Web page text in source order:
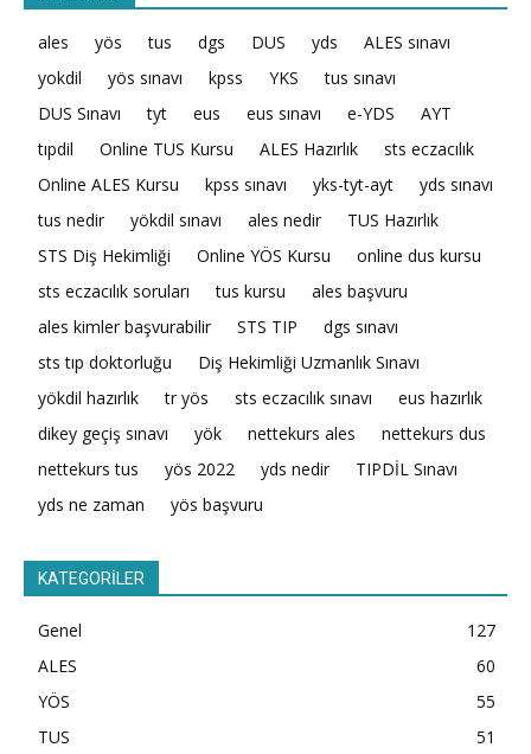
ales yös tus dgs DUS yds
ALES sınavı
yokdil
yös sınavı kpss YKS
tus sınavı
DUS Sınavı
tyt eus eus sınavı e-YDS
AYT
tıpdil
Online TUS Kursu ALES Hazırlık
sts eczacılık
Online ALES Kursu
kpss sınavı yks-tyt-ayt
yds sınavı
tus nedir
yökdil sınavı ales nedir
TUS Hazırlık
STS Diş Hekimliği
Online YÖS Kursu
online dus kursu
sts eczacılık soruları
tus kursu
ales başvuru
ales kimler başvurabilir
STS TIP
dgs sınavı
sts tıp doktorluğu
Diş Hekimliği Uzmanlık Sınavı
yökdil hazırlık
tr yös sts eczacılık sınavı
eus hazırlık
dikey geçiş sınavı
yök nettekurs ales
nettekurs dus
nettekurs tus
yös 2022 yds nedir
TIPDİL Sınavı
yds ne zaman
yös başvuru
KATEGORİLER
Genel
127
ALES
60
YÖS
55
TUS
51